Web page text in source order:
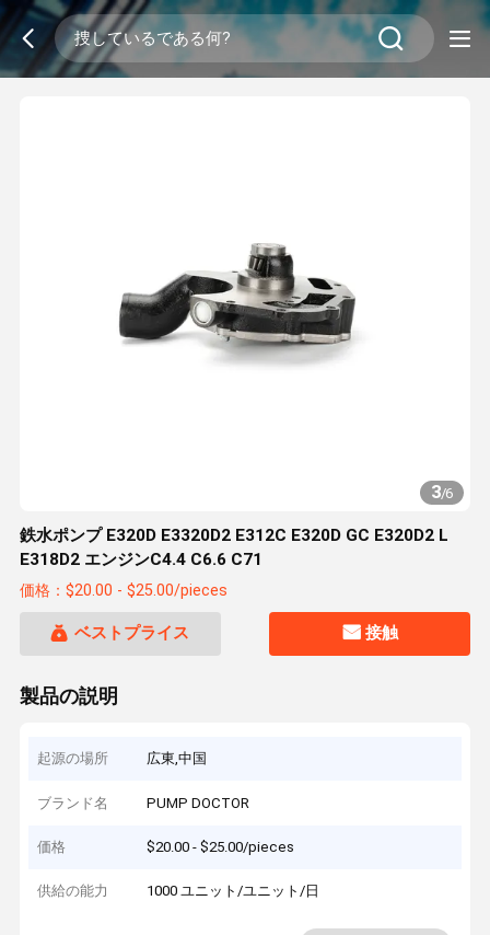
3/6
鉄水ポンプ E320D E3320D2 E312C E320D GC E320D2 L
E318D2 エンジンC4.4 C6.6 C71
価格：$20.00 - $25.00/pieces
ベストプライス 接触
製品の説明
起源の場所 広東,中国
ブランド名 PUMP DOCTOR
価格 $20.00 - $25.00/pieces
供給の能力 1000 ユニット/ユニット/日